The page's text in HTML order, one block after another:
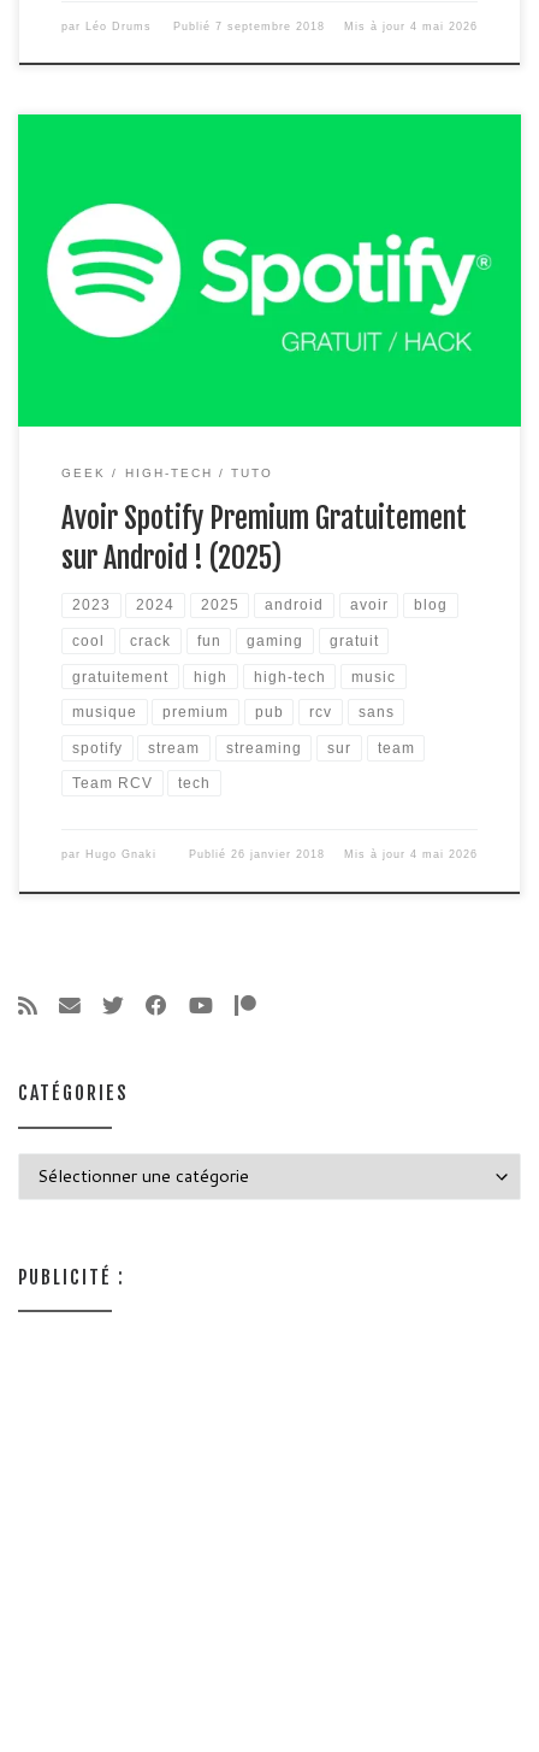
par Léo Drums Publié7 septembre 2018 Mis à jour4 mai 2026
Je vous conseil personnellement de jeter un œil à ces
alternatives si le crack ne fonctionne plus : Version Deezer,
cliquez ici Version Youtube Music, cliquez ici Vous rêvez de
posséder un compte Spotify Premium gratuitement pour
pouvoir écouter n’importe quelle musique quand et ou vous
voulez ? […]
GEEK HIGH-TECH TUTO
Avoir Spotify Premium Gratuitement
sur Android ! (2025)
2023 2024 2025 android avoir blog
cool crack fun gaming gratuit
gratuitement high high-tech music
musique premium pub rcv sans
spotify stream streaming sur team
Team RCV tech
par Hugo Gnaki Publié 26 janvier 2018 Mis à jour4 mai 2026
CATÉGORIES
PUBLICITÉ :